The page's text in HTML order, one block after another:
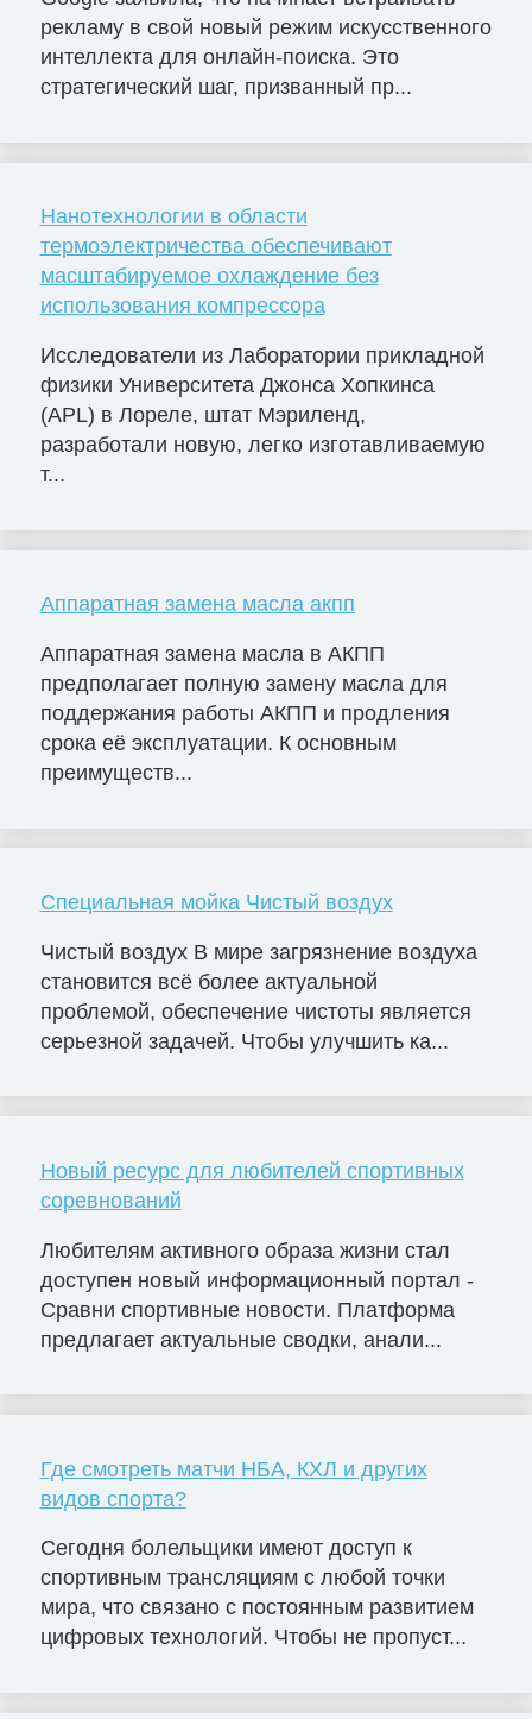
рекламу в свой новый режим искусственного
интеллекта для онлайн-поиска. Это
стратегический шаг, призванный пр...
Нанотехнологии в области
термоэлектричества обеспечивают
масштабируемое охлаждение без
использования компрессора
Исследователи из Лаборатории прикладной
физики Университета Джонса Хопкинса
(APL) в Лореле, штат Мэриленд,
разработали новую, легко изготавливаемую
т...
Аппаратная замена масла акпп
Аппаратная замена масла в АКПП
предполагает полную замену масла для
поддержания работы АКПП и продления
срока её эксплуатации. К основным
преимуществ...
Специальная мойка Чистый воздух
Чистый воздух В мире загрязнение воздуха
становится всё более актуальной
проблемой, обеспечение чистоты является
серьезной задачей. Чтобы улучшить ка...
Новый ресурс для любителей спортивных
соревнований
Любителям активного образа жизни стал
доступен новый информационный портал -
Сравни спортивные новости. Платформа
предлагает актуальные сводки, анали...
Где смотреть матчи НБА, КХЛ и других
видов спорта?
Сегодня болельщики имеют доступ к
спортивным трансляциям с любой точки
мира, что связано с постоянным развитием
цифровых технологий. Чтобы не пропуст...